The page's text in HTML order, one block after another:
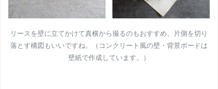
リースを壁に立てかけて真横から撮るのもおすすめ。片側を切り
落とす構図もいいですね。（コンクリート風の壁・背景ボードは
壁紙で作成しています。）